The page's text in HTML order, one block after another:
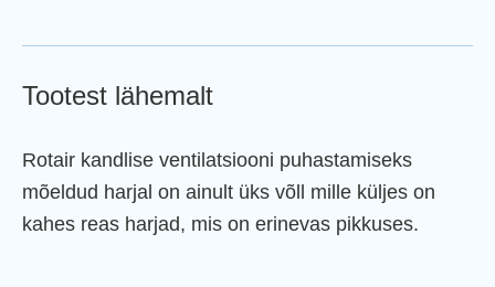
Tootest lähemalt
Rotair kandlise ventilatsiooni puhastamiseks
mõeldud harjal on ainult üks võll mille küljes on
kahes reas harjad, mis on erinevas pikkuses.